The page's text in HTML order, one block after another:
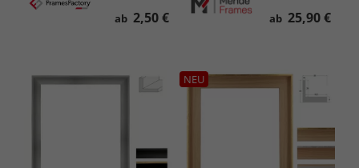
ab 2,50 € ab 25,90 €
NEU